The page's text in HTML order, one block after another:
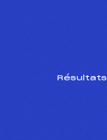
Résultats